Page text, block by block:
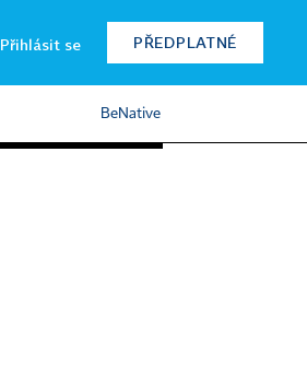
Přihlásit se PŘEDPLATNÉ
BeNative